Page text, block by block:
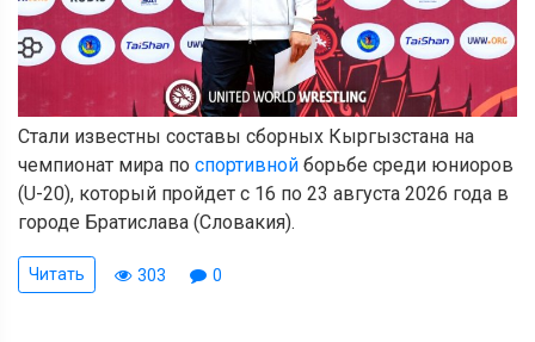
Стали известны составы сборных Кыргызстана на
чемпионат мира по спортивной борьбе среди юниоров
(U-20), который пройдет с 16 по 23 августа 2026 года в
городе Братислава (Словакия).
Читать 303 0